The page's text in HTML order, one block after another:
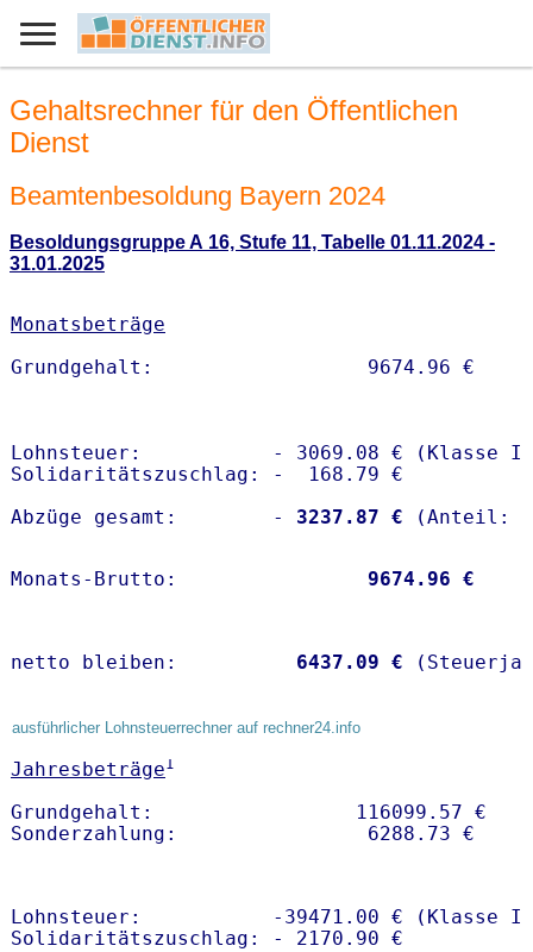
Gehaltsrechner für den Öffentlichen
Dienst
Beamtenbesoldung Bayern 2024
Besoldungsgruppe A 16, Stufe 11, Tabelle 01.11.2024 -
31.01.2025
Monatsbeträge
Lohnsteuer:           - 3069.08 € (Klasse I)
Solidaritätszuschlag: -  168.79 €
Abzüge gesamt:        -
3237.87 €
Monats-Brutto: 9674.96 €
netto bleiben: 6437.09 €
ausführlicher Lohnsteuerrechner auf rechner24.info
Jahresbeträge1
Grundgehalt:                 116099.57 €
Lohnsteuer:           -39471.00 € (Klasse I)
Solidaritätszuschlag: - 2170.90 €